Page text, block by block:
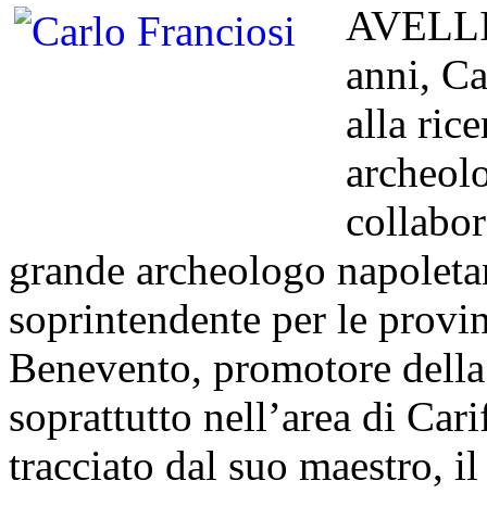
anni,
alla
grande archeologo
soprintendente per le
Benevento, promotore
soprattutto nell’area di
tracciato dal suo maestro,